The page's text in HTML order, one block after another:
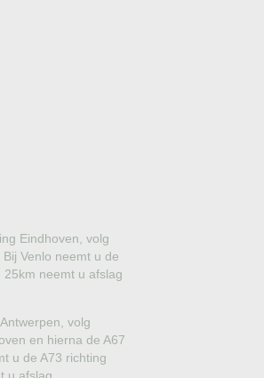
Eindhoven, volg
Venlo neemt u de
neemt u afslag
volg
en hierna de A67
u de A73 richting